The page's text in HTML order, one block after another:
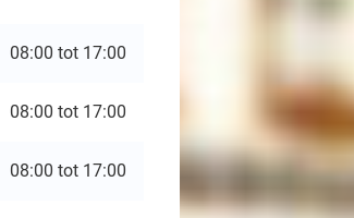
08:00 tot 17:00
08:00 tot 17:00
08:00 tot 17:00